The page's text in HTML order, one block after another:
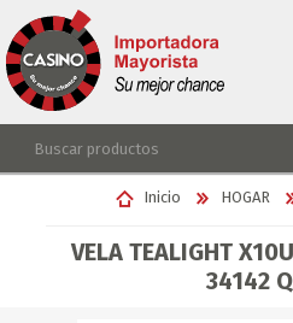
REGISTRARSE
LISTA DE DESEOS
Inicio HOGAR
VELA TEALIGHT
34142